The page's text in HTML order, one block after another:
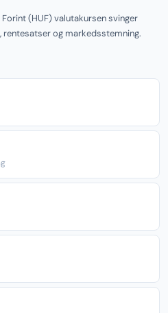
(HUF) valutakursen svinger
og markedsstemning.